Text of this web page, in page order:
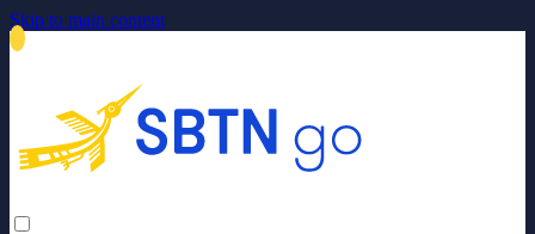
Skip to main content